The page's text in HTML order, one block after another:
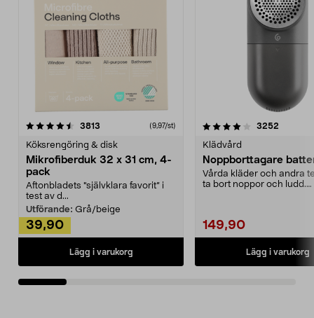
3813 (9,97/st)
Köksrengöring & disk
Mikrofiberduk 32 x 31 cm, 4-
pack
Aftonbladets "självklara favorit” i
test av d...
Utförande: Grå/beige
39,90
Lägg i varukorg
4.0av 5 stjärnor 3252
Klädvård
Noppborttagare
Vårda kläder och andra
ta bort noppor och ludd.
149,90
Lägg i varukorg
4.5av 5 stjärnor